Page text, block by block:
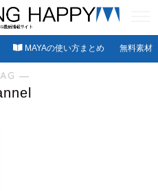
MAYAの使い方まとめ 無料素材
―